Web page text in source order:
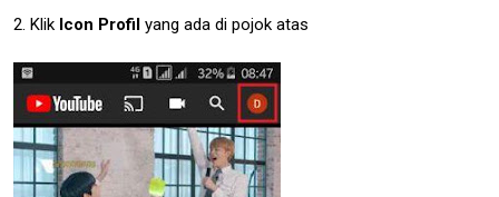
2. Klik Icon Profil yang ada di pojok atas